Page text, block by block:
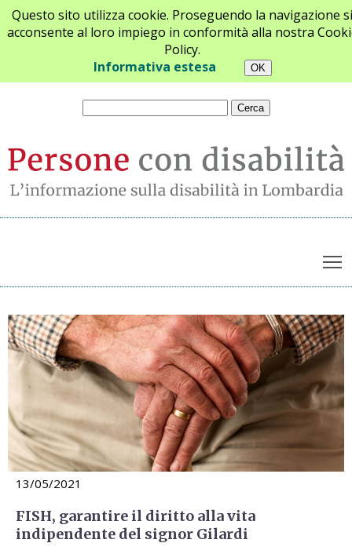
Questo sito utilizza cookie. Proseguendo la navigazione si
acconsente al loro impiego in conformità alla nostra
Policy.
Informativa estesa
Chi siamo Newsletter Contatti
Archivio notizie
13/05/2021
FISH, garantire il diritto alla vita
indipendente del signor Gilardi